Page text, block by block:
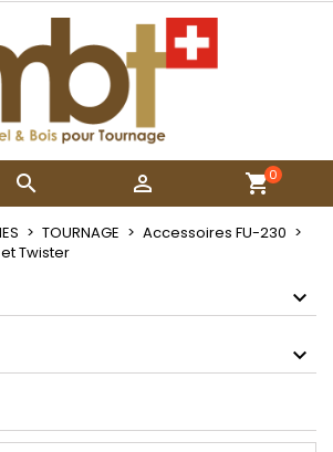
  0
TOURNAGE
Accessoires FU-230
Twister
erstellen
sein, um Artikel Ihrer
zu können.
Abbrechen Anmelden